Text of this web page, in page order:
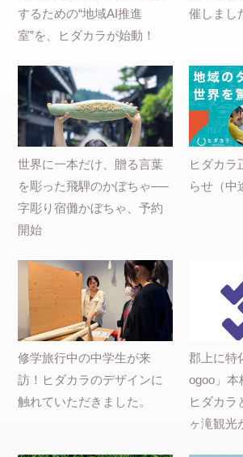
するための“地域AI推進
室”を、ヒダカラが始動！
催しまし
世界に一本だけ、贈る言葉
を彫った飛騨のかぼちゃ──
字彫り宿儺かぼちゃ、予約
開始
ヒダカラ
らせ（中
修学旅行中の中学生が来
訪！ヒダカラのデザインに
触れていただきました。
郡上に特
ogoo」本
ヒダカラ
ヶ滝観光